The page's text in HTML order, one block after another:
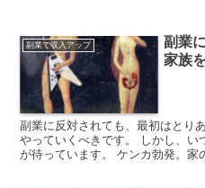
副業で収入アップ
副業
家族
副業に反対されても、最初はとり
やっていくべきです。 しかし、い
が待っています。 ケンカ勃発。家